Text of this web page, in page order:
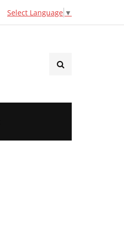
Select Language ▼